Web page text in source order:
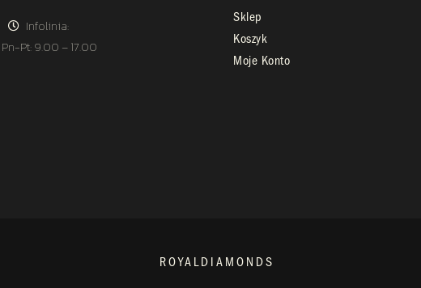
Infolinia:
Pn-Pt: 9.00 – 17.00
Sklep
Koszyk
Moje Konto
ROYALDIAMONDS